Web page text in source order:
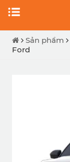
Sản phẩm
Ford